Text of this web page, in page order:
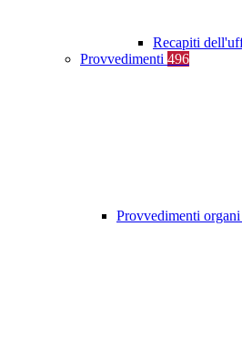
Recapiti
Provvedimenti 496
Provvedimenti